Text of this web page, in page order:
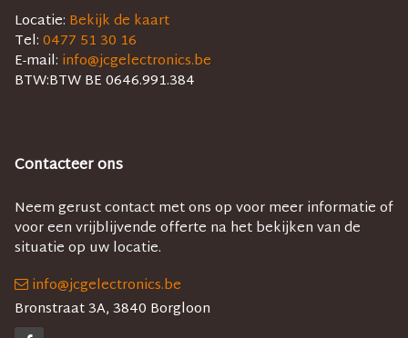
Locatie: Bekijk de kaart
Tel:0477 51 30 16
E-mail: info@jcgelectronics.be
BTW:BTW BE 0646.991.384
Contacteer ons
Neem gerust contact met ons op voor meer informatie of
voor een vrijblijvende offerte na het bekijken van de
situatie op uw locatie.
info@jcgelectronics.be
Bronstraat 3A, 3840 Borgloon